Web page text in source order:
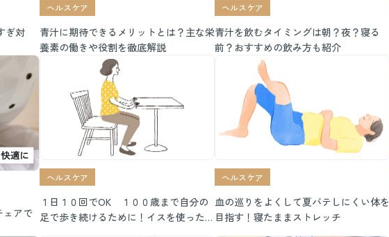
ぎ対
ヘルスケア
青汁に期待できるメリットとは？主な栄
養素の働きや役割を徹底解説
ヘルスケア
青汁を飲むタイミングは朝？夜？寝る
前？おすすめの飲み方も紹介
ェアで
ヘルスケア
１日１０回でOK １００歳まで自分の
足で歩き続けるために！イスを使った簡
ヘルスケア
血の巡りをよくして夏バテしにくい体を
目指す！寝たままストレッチ